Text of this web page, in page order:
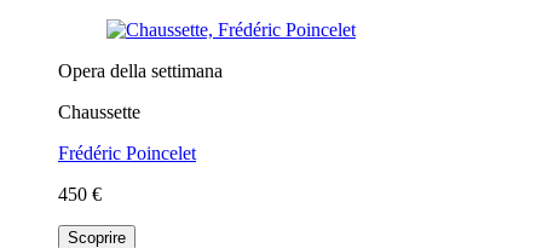
Opera della settimana
Chaussette
Frédéric Poincelet
450 €
Scoprire